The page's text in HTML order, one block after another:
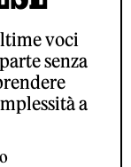
voci
senza
a